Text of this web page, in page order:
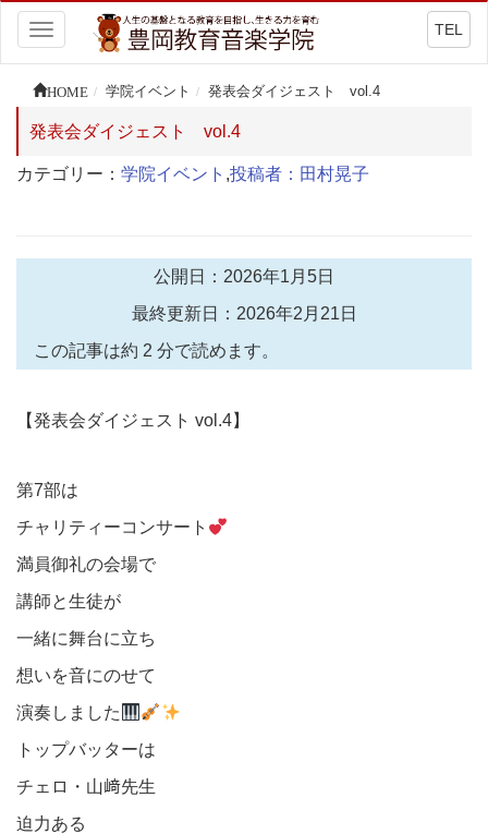
Toggle
navigation
TEL
HOME 学院イベント 発表会ダイジェスト vol.4
発表会ダイジェスト vol.4
カテゴリー： 学院イベント ,投稿者：田村晃子
公開日：2026年1月5日
最終更新日：2026年2月21日
この記事は約 2 分で読めます。
【発表会ダイジェスト vol.4】
第7部は
チャリティーコンサート
満員御礼の会場で
講師と生徒が
一緒に舞台に立ち
想いを音にのせて
演奏しました
トップバッターは
チェロ・山﨑先生
迫力ある